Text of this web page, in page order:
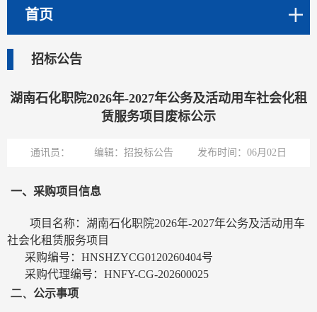
首页
招标公告
湖南石化职院2026年-2027年公务及活动用车社会化租
赁服务项目废标公示
通讯员： 编辑：招投标公告 发布时间：06月02日
一、采购项目信息
项目名称：湖南石化职院2026年-2027年公务及活动用车
社会化租赁服务项目
采购编号： HNSHZYCG0120260404号
采购代理编号： HNFY-CG-202600025
二、 公示事项